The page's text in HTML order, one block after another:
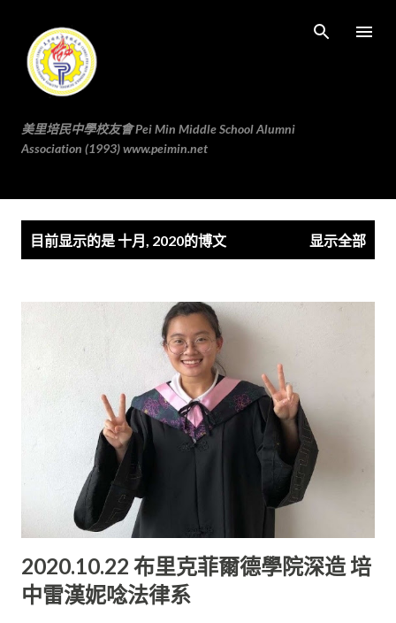
美里培民中學校友會 Pei Min Middle School Alumni
Association (1993) www.peimin.net
目前显示的是 十月, 2020的博文 显示全部
2020.10.22 布里克菲爾德學院深造 培
中雷漢妮唸法律系